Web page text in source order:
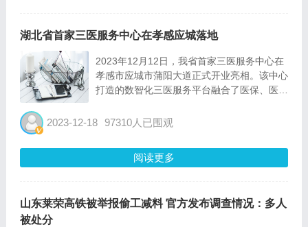
湖北省首家三医服务中心在孝感应城落地
2023年12月12日，我省首家三医服务中心在
孝感市应城市蒲阳大道正式开业亮相。该中心
打造的数智化三医服务平台融合了医保、医
正需求为根本出发点，以提升基金使用效率为
略购买协调医疗服...
2023-12-18 97310人已围观
阅读更多
山东莱荣高铁被举报偷工减料 官方发布调查情况：多人
被处分